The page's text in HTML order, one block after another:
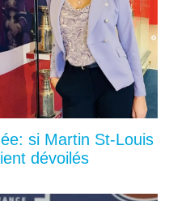
si Martin St-Louis
dévoilés